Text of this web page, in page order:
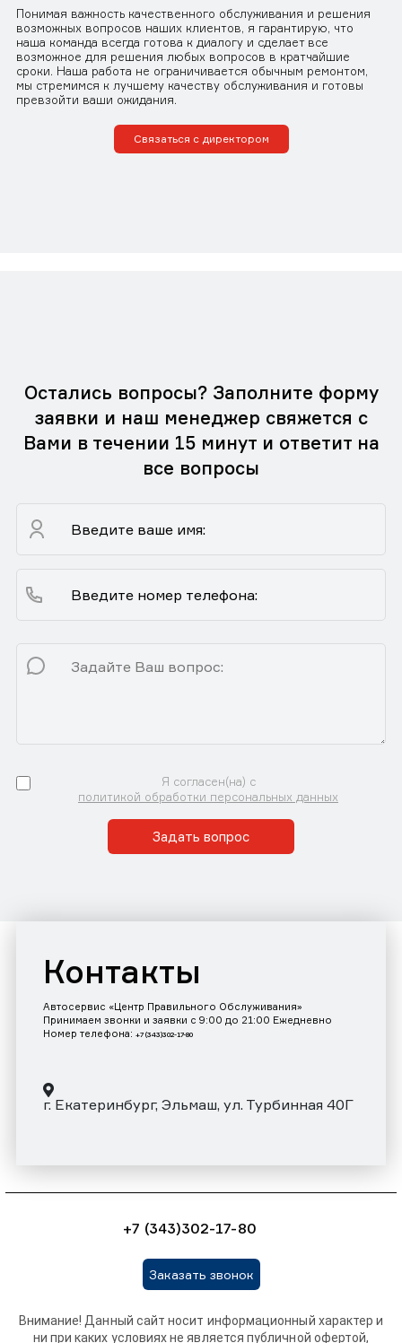
Понимая важность качественного обслуживания и решения
возможных вопросов наших клиентов, я гарантирую, что
наша команда всегда готова к диалогу и сделает все
возможное для решения любых вопросов в кратчайшие
сроки. Наша работа не ограничивается обычным ремонтом,
мы стремимся к лучшему качеству обслуживания и готовы
превзойти ваши ожидания.
Связаться с директором
Остались вопросы? Заполните форму
заявки и наш менеджер свяжется с
Вами в течении 15 минут и ответит на
все вопросы
Я согласен(на) с
политикой обработки персональных данных
Задать вопрос
Контакты
Автосервис «Центр Правильного Обслуживания»
Принимаем звонки и заявки с 9:00 до 21:00 Ежедневно
Номер телефона: +7 (343)302-17-80
г. Екатеринбург, Эльмаш, ул. Турбинная 40Г
+7 (343)302-17-80
Заказать звонок
Внимание! Данный сайт носит информационный характер и
ни при каких условиях не является публичной офертой,